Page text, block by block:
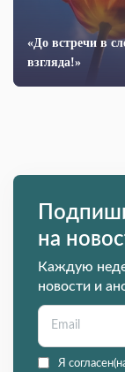
«До встречи в
взгляда!»
на
Каждую
новости и
Я